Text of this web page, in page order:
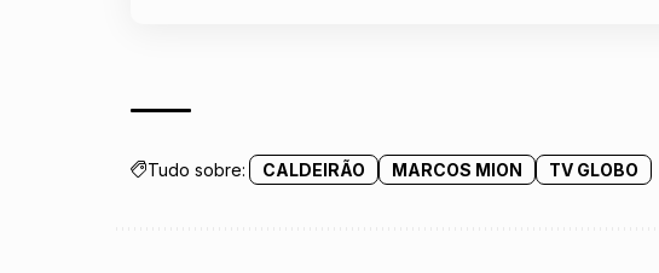
Tudo sobre: CALDEIRÃO MARCOS MION TV GLOBO